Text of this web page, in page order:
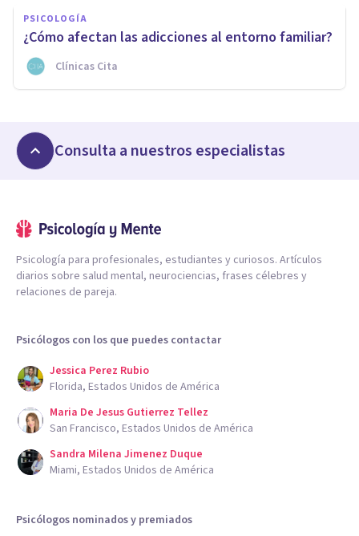
PSICOLOGÍA
¿Cómo afectan las adicciones al entorno familiar?
Clínicas Cita
Consulta a nuestros especialistas
Psicología para profesionales, estudiantes y curiosos. Artículos
diarios sobre salud mental, neurociencias, frases célebres y
relaciones de pareja.
Psicólogos con los que puedes contactar
Jessica Perez Rubio
Florida, Estados Unidos de América
Maria De Jesus Gutierrez Tellez
San Francisco, Estados Unidos de América
Sandra Milena Jimenez Duque
Miami, Estados Unidos de América
Psicólogos nominados y premiados